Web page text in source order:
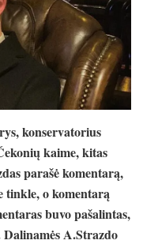
konservatorius
kaime, kitas
parašė komentarą,
tinkle, o komentarą
buvo pašalintas,
A.Strazdo